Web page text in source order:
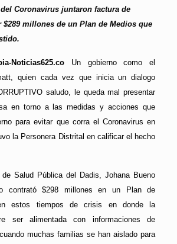
Coronavirus juntaron factura de
millones de un Plan de Medios que
Noticias625.coUn gobierno como el
quien cada vez que inicia un dialogo
saludo, le queda mal presentar
en torno a las medidas y acciones que
para evitar que corra el Coronavirus en
la Personera Distrital en calificar el hecho
Salud Pública del Dadis, Johana Bueno
contrató $298 millones en un Plan de
en estos tiempos de crisis en donde la
ser alimentada con informaciones de
muchas familias se han aislado para